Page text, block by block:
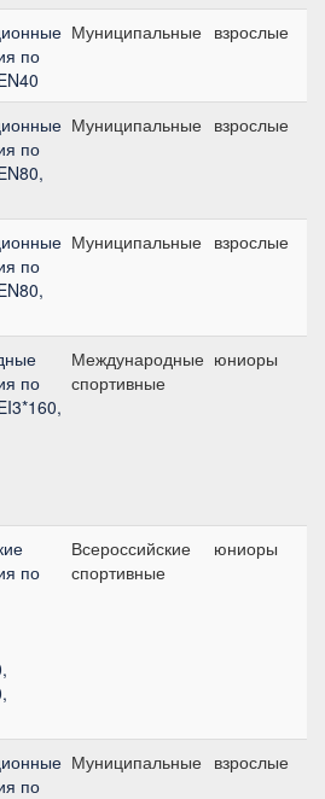
по
Муниципальные взрослые
по
Муниципальные взрослые
по
Муниципальные взрослые
по
Международные
спортивные
юниоры
по
Всероссийские
спортивные
юниоры
по
Муниципальные взрослые